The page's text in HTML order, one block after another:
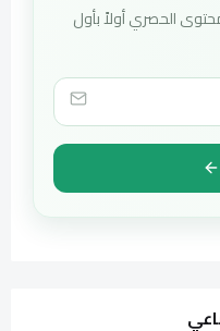
الحصري أولاً بأول